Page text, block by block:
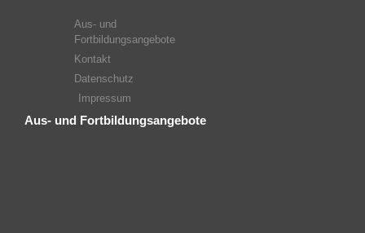
Aus- und
Fortbildungsangebote
Kontakt
Datenschutz
Impressum
Aus- und Fortbildungsangebote